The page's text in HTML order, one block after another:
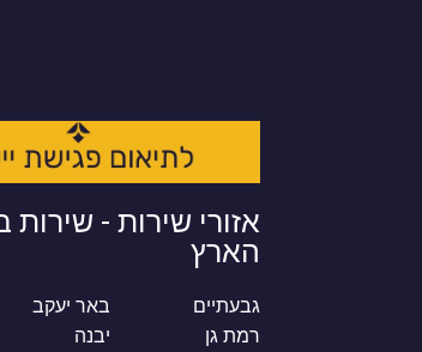
אזורי שירות - שירות
הארץ
גבעתיים
רמת גן
באר יעקב
יבנה